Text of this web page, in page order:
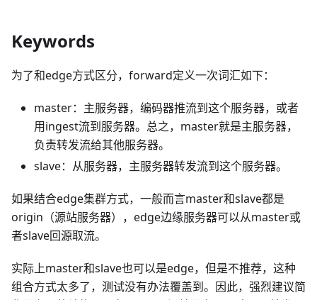
Keywords
为了和edge方式区分，forward定义一次词汇如下：
master：主服务器，编码器推流到这个服务器，或者
用ingest流到服务器。总之，master就是主服务器，
负责转发流给其他服务器。
slave：从服务器，主服务器转发流到这个服务器。
如果结合edge集群方式，一般而言master和slave都是
origin（源站服务器），edge边缘服务器可以从master或
者slave回源取流。
实际上master和slave也可以是edge，但是不推荐，这种
组合方式太多了，测试没有办法覆盖到。因此，强烈建议简